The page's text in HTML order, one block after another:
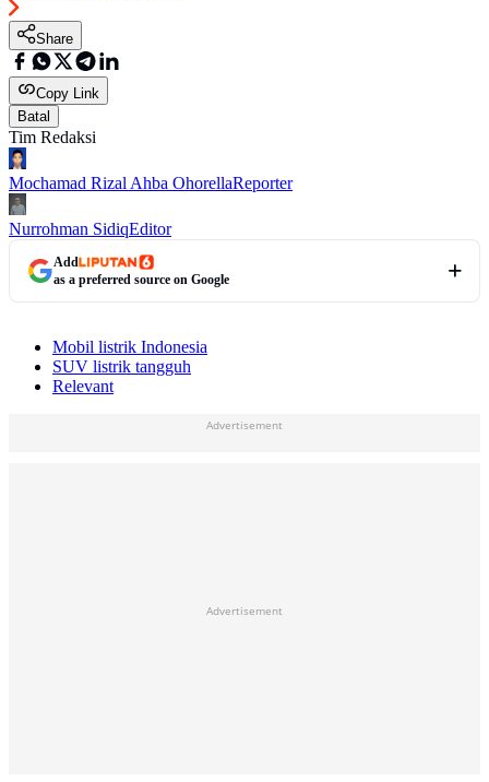
Share
Copy Link
Batal
Tim Redaksi
Mochamad Rizal Ahba OhorellaReporter
Nurrohman SidiqEditor
Add
as a preferred source on Google
Mobil listrik Indonesia
SUV listrik tangguh
Relevant
Advertisement
Advertisement